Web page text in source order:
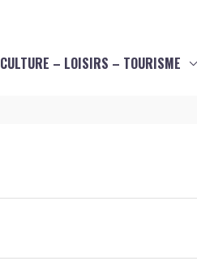
CULTURE – LOISIRS – TOURISME